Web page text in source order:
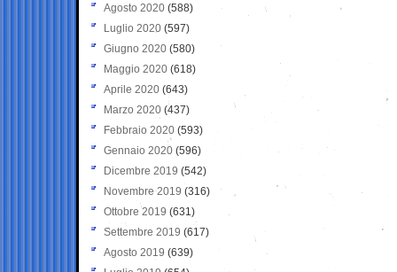
Agosto 2020 (588)
Luglio 2020 (597)
Giugno 2020 (580)
Maggio 2020 (618)
Aprile 2020 (643)
Marzo 2020 (437)
Febbraio 2020 (593)
Gennaio 2020 (596)
Dicembre 2019 (542)
Novembre 2019 (316)
Ottobre 2019 (631)
Settembre 2019 (617)
Agosto 2019 (639)